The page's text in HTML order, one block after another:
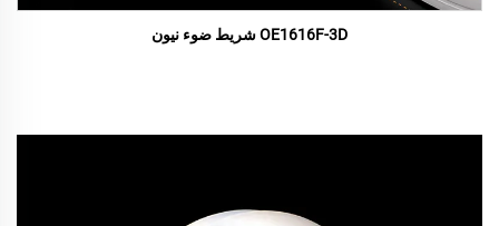
OE1616F-3D شريط ضوء نيون